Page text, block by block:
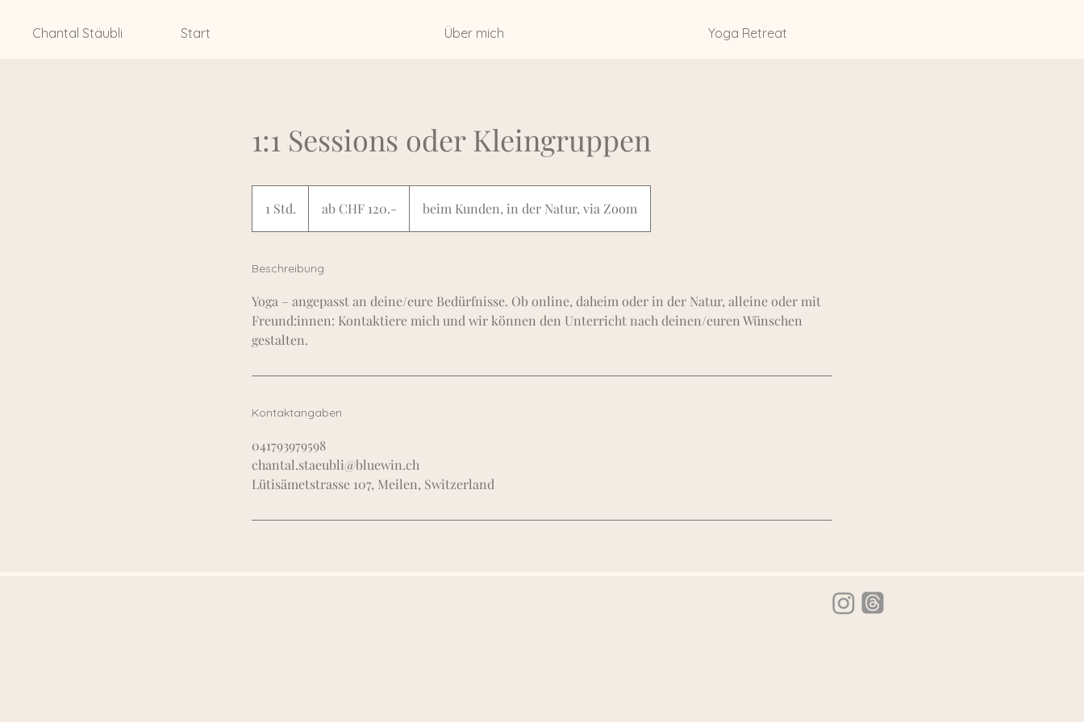
Chantal Stäubli Start Über mich Yoga Retreat
1:1 Sessions oder Kleingruppen
1 Std.
S
d
120.-ab CHF 120.- beim Kunden, in der Natur, via Zoom
Beschreibung
Yoga – angepasst an deine/eure Bedürfnisse. Ob online, daheim oder in der Natur, alleine oder mit
Freund:innen: Kontaktiere mich und wir können den Unterricht nach deinen/euren Wünschen
gestalten.
Kontaktangaben
041793979598
chantal.staeubli@bluewin.ch
Lütisämetstrasse 107, Meilen, Switzerland